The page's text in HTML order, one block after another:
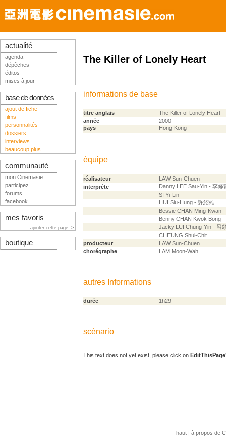
The Killer of Lonely Heart
informations de base
titre anglais
The Killer of Lonely Heart
année
2000
pays
Hong-Kong
équipe
réalisateur
LAW Sun-Chuen
interprète
Danny LEE Sau-Yin - 李修
SI Yi-Lin
HUI Siu-Hung - 許紹雄
Bessie CHAN Ming-Kwan
Benny CHAN Kwok Bong
Jacky LUI Chung-Yin - 呂
CHEUNG Shui-Chit
producteur
LAW Sun-Chuen
chorégraphe
LAM Moon-Wah
autres Informations
durée 1h29
scénario
This text does not yet exist, please click on EditThisPage
actualité
agenda
dépêches
éditos
mises à jour
base de données
ajout de fiche
films
personnalités
dossiers
interviews
beaucoup plus...
communauté
mon Cinemasie
participez
forums
facebook
mes favoris
ajouter cette page ->
boutique
haut| à propos de